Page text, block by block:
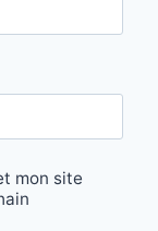
mon site